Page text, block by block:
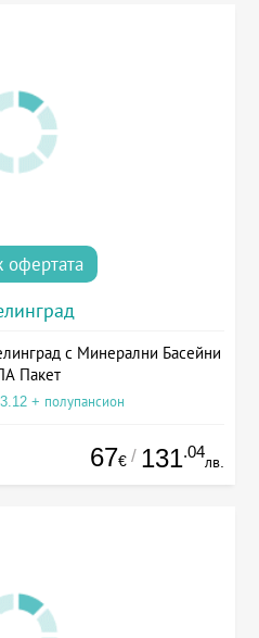
офертата
с Минерални Басейни
Пакет
+ полупансион
67€ / 131.04
лв.